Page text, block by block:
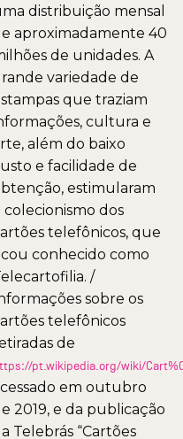
distribuição mensal
aproximadamente 40
de unidades. A
variedade de
que traziam
cultura e
além do baixo
e facilidade de
estimularam
colecionismo dos
telefônicos, que
conhecido como
/
sobre os
telefônicos
de
pt.wikipedia.org/wiki/
em outubro
2019, e da publicação
Telebrás “Cartões